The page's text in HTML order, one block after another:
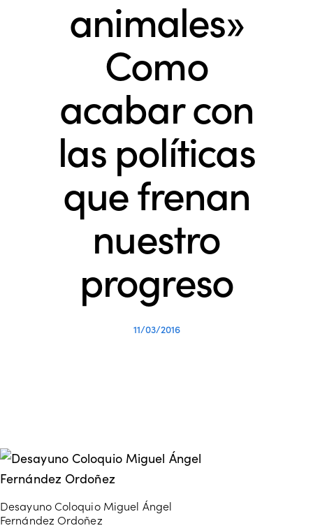
animales»
Como
acabar con
las políticas
que frenan
nuestro
progreso
11/03/2016
Desayuno Coloquio Miguel Ángel
Fernández Ordoñez